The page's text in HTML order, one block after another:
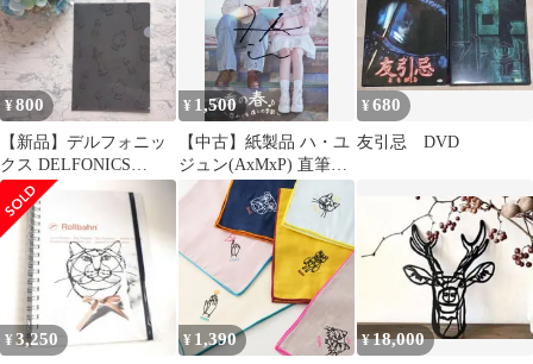
¥800
【新品】デルフォニッ
クス DELFONICS
HAyU チェス ホルダー
ファイル
¥ 1,500
【中古】紙製品 ハ・ユ
ジュン(AxMxP) 直筆サ
イン入りDVDアナザー
ジャケット 「韓国ドラ
マ『四季の春』プレミ
アムイベント in
TOKYO」 VIP指定チケ
ット特典
¥680
友引忌 DVD
¥3,250 ¥ 1,390 ¥18,000